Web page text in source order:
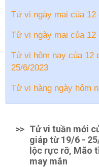
Tử vi ngày mai của 12
Tử vi ngày mai của 12
Tử vi hôm nay của 12
25/6/2023
Tử vi hàng ngày hôm
>> Tử vi tuần mới
giáp từ 19/6 -
lộc rực rỡ, Mão
may mắn